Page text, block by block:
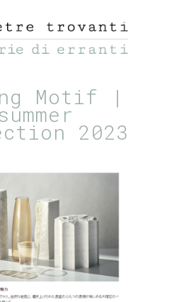
Motif |
2023